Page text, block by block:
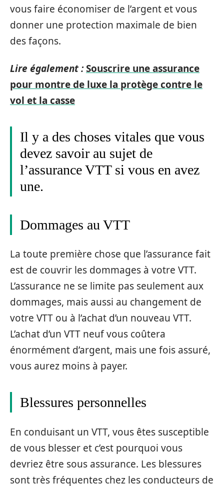
vous faire économiser de l’argent et vous
donner une protection maximale de bien
des façons.
Lire également :Souscrire une assurance
pour montre de luxe la protège contre le
vol et la casse
Il y a des choses vitales que vous
devez savoir au sujet de
l’assurance VTT si vous en avez
une.
Dommages au VTT
La toute première chose que l’assurance fait
est de couvrir les dommages à votre VTT.
L’assurance ne se limite pas seulement aux
dommages, mais aussi au changement de
votre VTT ou à l’achat d’un nouveau VTT.
L’achat d’un VTT neuf vous coûtera
énormément d’argent, mais une fois assuré,
vous aurez moins à payer.
Blessures personnelles
En conduisant un VTT, vous êtes susceptible
de vous blesser et c’est pourquoi vous
devriez être sous assurance. Les blessures
sont très fréquentes chez les conducteurs de